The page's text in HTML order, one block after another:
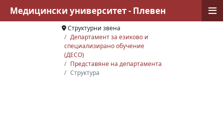
Структурни звена
Департамент за езиково и
специализирано обучение
(ДЕСО)
Представяне на департамента
Структура
Медицински университет - Плевен ≡